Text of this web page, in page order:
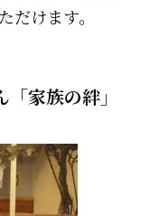
だけます。
家族の絆」